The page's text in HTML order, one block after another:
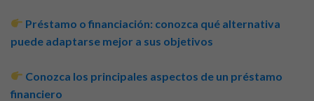
Préstamo o financiación: conozca qué alternativa
puede adaptarse mejor a sus objetivos
Conozca los principales aspectos de un préstamo
financiero